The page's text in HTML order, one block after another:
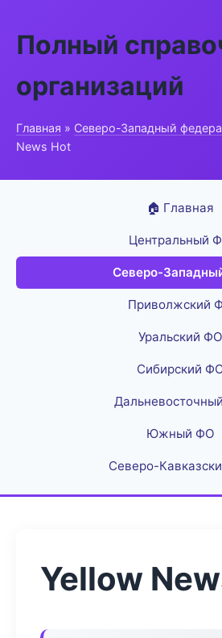
Полный
организаций
Главная » Северо-Западный
News Hot
🏠 Главная
Центральный
Северо-
Приволжский
Уральский ФО
Сибирский
Южный ФО
Северо-
Yellow